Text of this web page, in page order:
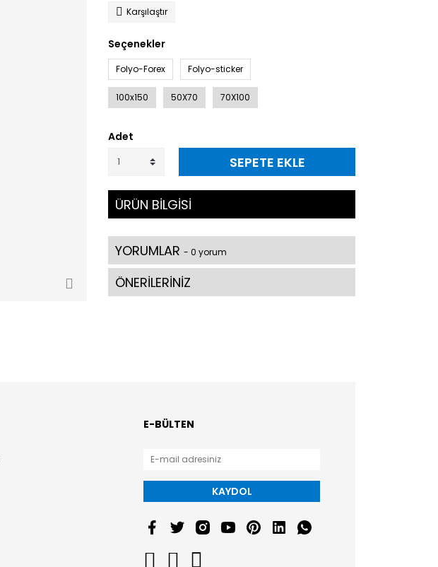
Karşılaştır
Seçenekler
Folyo-Forex Folyo-sticker
100x150 50X70 70X100
Adet
SEPETE EKLE
ÜRÜN BİLGİSİ
YORUMLAR - 0 yorum
ÖNERİLERİNİZ
E-BÜLTEN
KAYDOL